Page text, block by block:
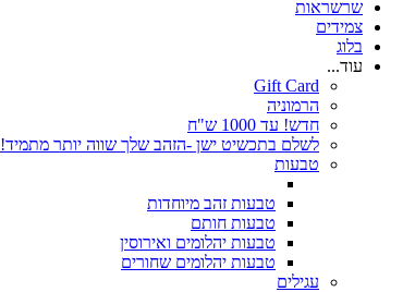
שרשראות
צמידים
בלוג
עוד...
Gift Card
הרמוניה
חדש! עד 1000 ש"ח
לשלם בתכשיט ישן -הזהב שלך שווה יותר מתמיד!
טבעות
טבעות זהב מיוחדות
טבעות חותם
טבעות יהלומים ואירוסין
טבעות יהלומים שחורים
עגילים